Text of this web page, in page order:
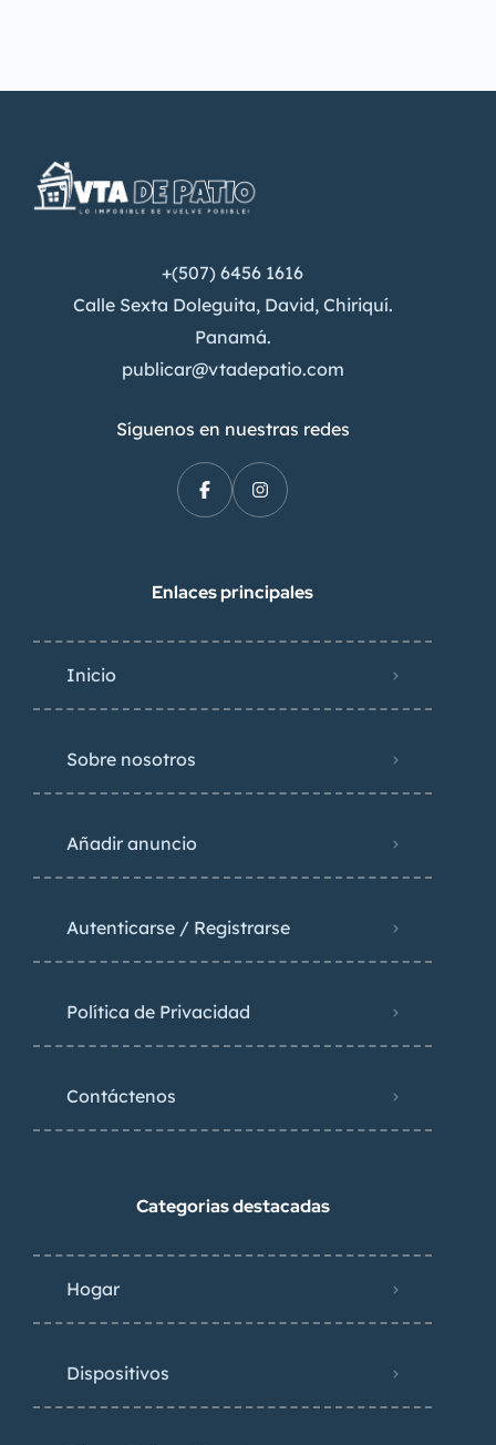
+(507) 6456 1616
Calle Sexta Doleguita, David, Chiriquí.
Panamá.
publicar@vtadepatio.com
Síguenos en nuestras redes
Enlaces principales
Inicio
Sobre nosotros
Añadir anuncio
Autenticarse / Registrarse
Política de Privacidad
Contáctenos
Categorias destacadas
Hogar
Dispositivos